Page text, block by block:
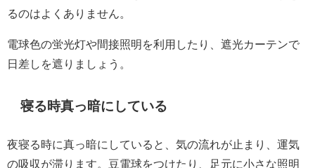
るのはよくありません。
電球色の蛍光灯や間接照明を利用したり、遮光カーテンで
日差しを遮りましょう。
寝る時真っ暗にしている
夜寝る時に真っ暗にしていると、気の流れが止まり、運気
の吸収が滞ります。豆電球をつけたり、足元に小さな照明